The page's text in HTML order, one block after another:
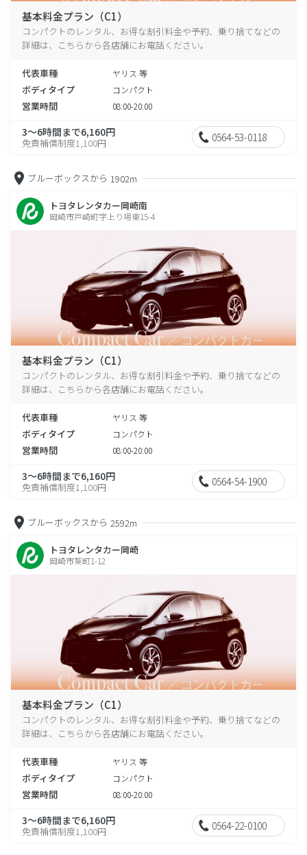
基本料金プラン（C1）
コンパクトのレンタル、お得な割引料金や予約、乗り捨てなどの
詳細は、こちらから各店舗にお電話ください。
代表車種 ヤリス 等
ボディタイプ コンパクト
営業時間 08:00-20:00
3～6時間まで6,160円
免責補償制度1,100円 0564-53-0118
ブルーボックスから 1902m
トヨタレンタカー岡崎南
岡崎市戸崎町字上り場東15-4
基本料金プラン（C1）
コンパクトのレンタル、お得な割引料金や予約、乗り捨てなどの
詳細は、こちらから各店舗にお電話ください。
代表車種 ヤリス 等
ボディタイプ コンパクト
営業時間 08:00-20:00
3～6時間まで6,160円
免責補償制度1,100円 0564-54-1900
ブルーボックスから 2592m
トヨタレンタカー岡崎
岡崎市葵町1-12
基本料金プラン（C1）
コンパクトのレンタル、お得な割引料金や予約、乗り捨てなどの
詳細は、こちらから各店舗にお電話ください。
代表車種 ヤリス 等
ボディタイプ コンパクト
営業時間 08:00-20:00
3～6時間まで6,160円
免責補償制度1,100円 0564-22-0100